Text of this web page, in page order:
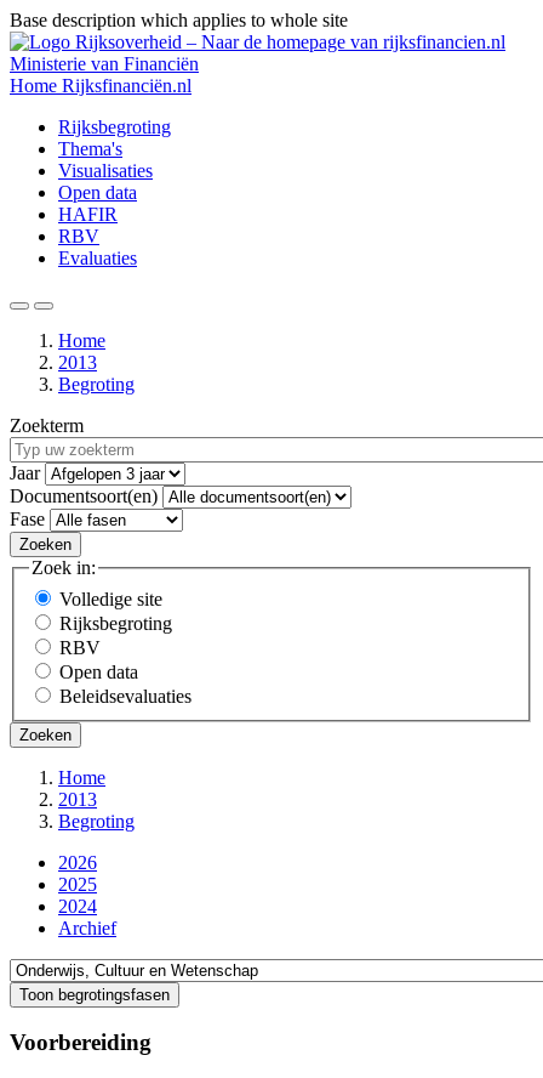
Base description which applies to whole site
Overslaan
en
naar
inhoud
gaan
Ministerie van Financiën
Hoofdnavigatie
Home Rijksfinanciën.nl
Rijksbegroting
Thema's
Visualisaties
Open data
HAFIR
RBV
Evaluaties
Zoeken
Menu
Kruimelpad
Home
2013
Begroting
Zoekterm
Jaar
Documentsoort(en)
Fase
Zoek in:
Volledige site
Rijksbegroting
RBV
Open data
Beleidsevaluaties
Kruimelpad
Home
2013
Begroting
2026
2025
2024
Archief
Direct
naar
Toon begrotingsfasen
Voorbereiding